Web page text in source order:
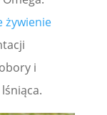
żywienie
i